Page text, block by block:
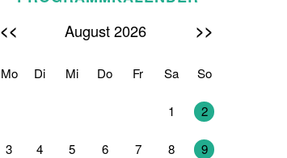
<< August 2026 >>
Mo Di Mi Do Fr Sa So
1 2
3 4 5 6 7 8 9